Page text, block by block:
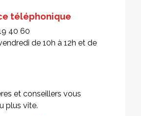
téléphonique
40 60
de 10h à 12h et de
et conseillers vous
plus vite.